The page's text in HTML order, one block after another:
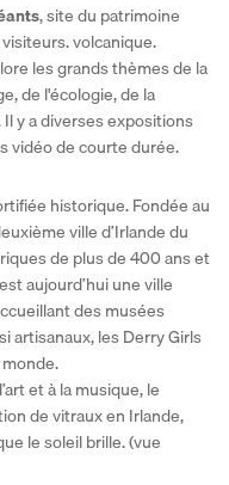
, site du patrimoine
volcanique.
les grands thèmes de la
de l'écologie, de la
y a diverses expositions
vidéo de courte durée.
historique. Fondée au
ville d’Irlande du
de plus de 400 ans et
aujourd’hui une ville
des musées
artisanaux, les Derry Girls
et à la musique, le
de vitraux en Irlande,
le soleil brille. (vue